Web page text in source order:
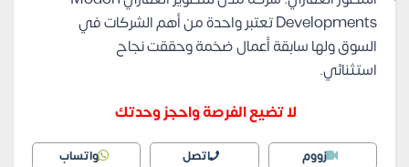
Developments تعتبر واحدة من أهم الشركات في
السوق ولها سابقة أعمال ضخمة وحققت نجاح
استثنائي.
لا تضيع الفرصة واحجز وحدتك
زووم اتصل واتساب